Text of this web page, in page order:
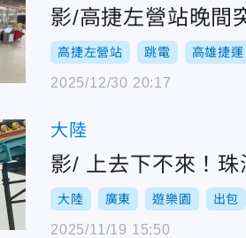
影/高捷左營站晚間
高捷左營站 跳電 高雄捷運
2025/12/30 20:17
大陸
影/ 上去下不來！
大陸 廣東 遊樂園 出包
2025/11/19 15:50